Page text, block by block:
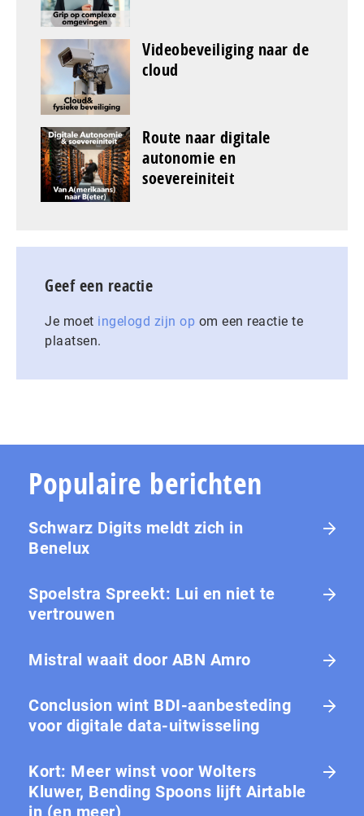
Videobeveiliging naar de
cloud
Route naar digitale
autonomie en
soevereiniteit
Geef een reactie
Je moet ingelogd zijn op om een reactie te
plaatsen.
Populaire berichten
Schwarz Digits meldt zich in
Benelux
Spoelstra Spreekt: Lui en niet te
vertrouwen
Mistral waait door ABN Amro
Conclusion wint BDI-aanbesteding
voor digitale data-uitwisseling
Kort: Meer winst voor Wolters
Kluwer, Bending Spoons lijft Airtable